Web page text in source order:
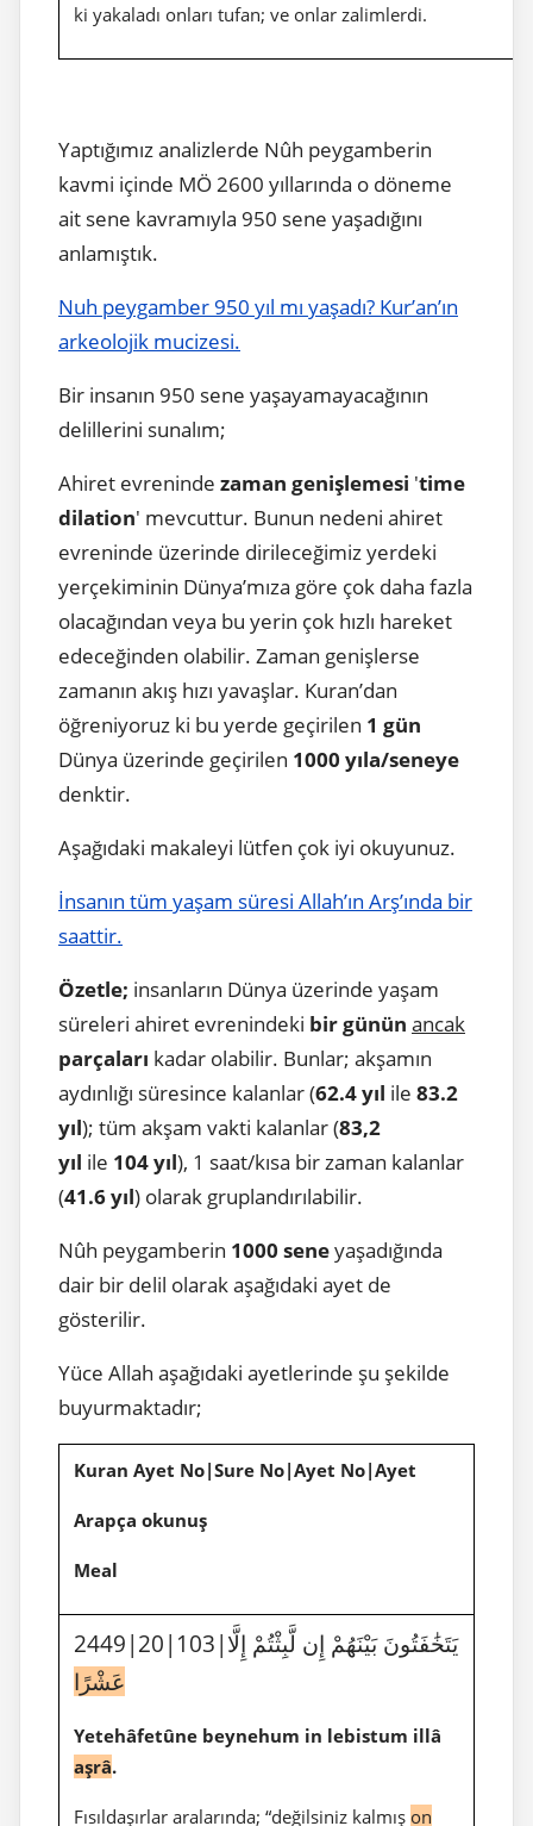
ki yakaladı onları tufan; ve onlar zalimlerdi.
Yaptığımız analizlerde Nûh peygamberin
kavmi içinde MÖ 2600 yıllarında o döneme
ait sene kavramıyla 950 sene yaşadığını
anlamıştık.
Nuh peygamber 950 yıl mı yaşadı? Kur’an’ın
arkeolojik mucizesi.
Bir insanın 950 sene yaşayamayacağının
delillerini sunalım;
Ahiret evreninde zaman genişlemesi 'time
dilation' mevcuttur. Bunun nedeni ahiret
evreninde üzerinde dirileceğimiz yerdeki
yerçekiminin Dünya’mıza göre çok daha fazla
olacağından veya bu yerin çok hızlı hareket
edeceğinden olabilir. Zaman genişlerse
zamanın akış hızı yavaşlar. Kuran’dan
öğreniyoruz ki bu yerde geçirilen 1 gün
Dünya üzerinde geçirilen 1000 yıla/seneye
denktir.
Aşağıdaki makaleyi lütfen çok iyi okuyunuz.
İnsanın tüm yaşam süresi Allah’ın Arş’ında bir
saattir.
Özetle; insanların Dünya üzerinde yaşam
süreleri ahiret evrenindeki bir günün ancak
parçaları kadar olabilir. Bunlar; akşamın
aydınlığı süresince kalanlar (62.4 yıl ile 83.2
yıl); tüm akşam vakti kalanlar (83,2
yıl ile 104 yıl), 1 saat/kısa bir zaman kalanlar
(41.6 yıl) olarak gruplandırılabilir.
Nûh peygamberin 1000 seneyaşadığında
dair bir delil olarak aşağıdaki ayet de
gösterilir.
Yüce Allah aşağıdaki ayetlerinde şu şekilde
buyurmaktadır;
Kuran Ayet No|Sure No|Ayet No|Ayet
Arapça okunuş
Meal
2449|20|103|يَتَخَٰفَتُونَ بَيْنَهُمْ إِن لَّبِثْتُمْ إِلَّا
عَشْرًا
Yetehâfetûne beynehum in lebistum illâ
aşrâ.
Fısıldaşırlar aralarında; “değilsiniz kalmış on